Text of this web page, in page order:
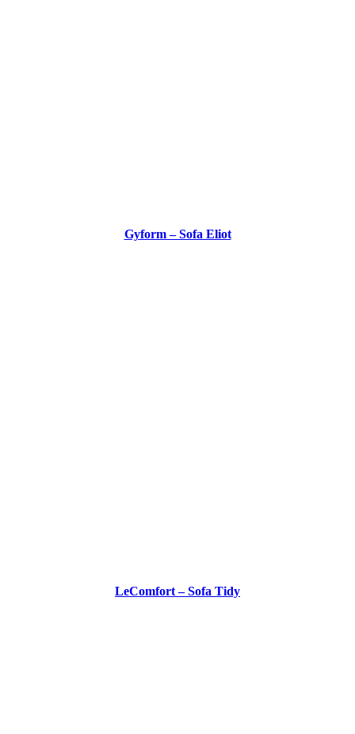
Gyform – Sofa Eliot
LeComfort – Sofa Tidy